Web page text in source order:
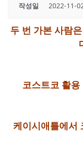
작성일 2022-11-
두 번 가본 사람
코스트코 활
케이시애틀에서